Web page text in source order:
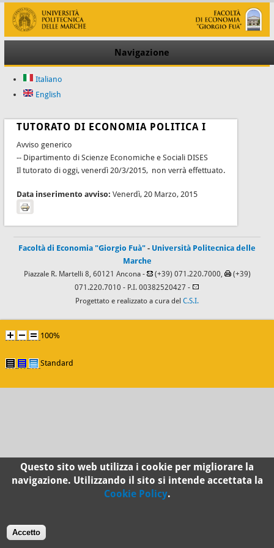
Navigazione
Italiano
English
TUTORATO DI ECONOMIA POLITICA I
Avviso generico
-- Dipartimento di Scienze Economiche e Sociali DISES
Il tutorato di oggi, venerdì 20/3/2015, non verrà effettuato.
Data inserimento avviso: Venerdì, 20 Marzo, 2015
Facoltà di Economia "Giorgio Fuà" - Università Politecnica delle
Marche
Piazzale R. Martelli 8, 60121 Ancona - (+39) 071.220.7000,
(+39)
071.220.7010 - P.I. 00382520427 -
Progettato e realizzato a cura del C.S.I.
100%
Standard
Questo sito web utilizza i cookie per migliorare la
navigazione. Utilizzando il sito si intende accettata la
Cookie Policy.
Accetto